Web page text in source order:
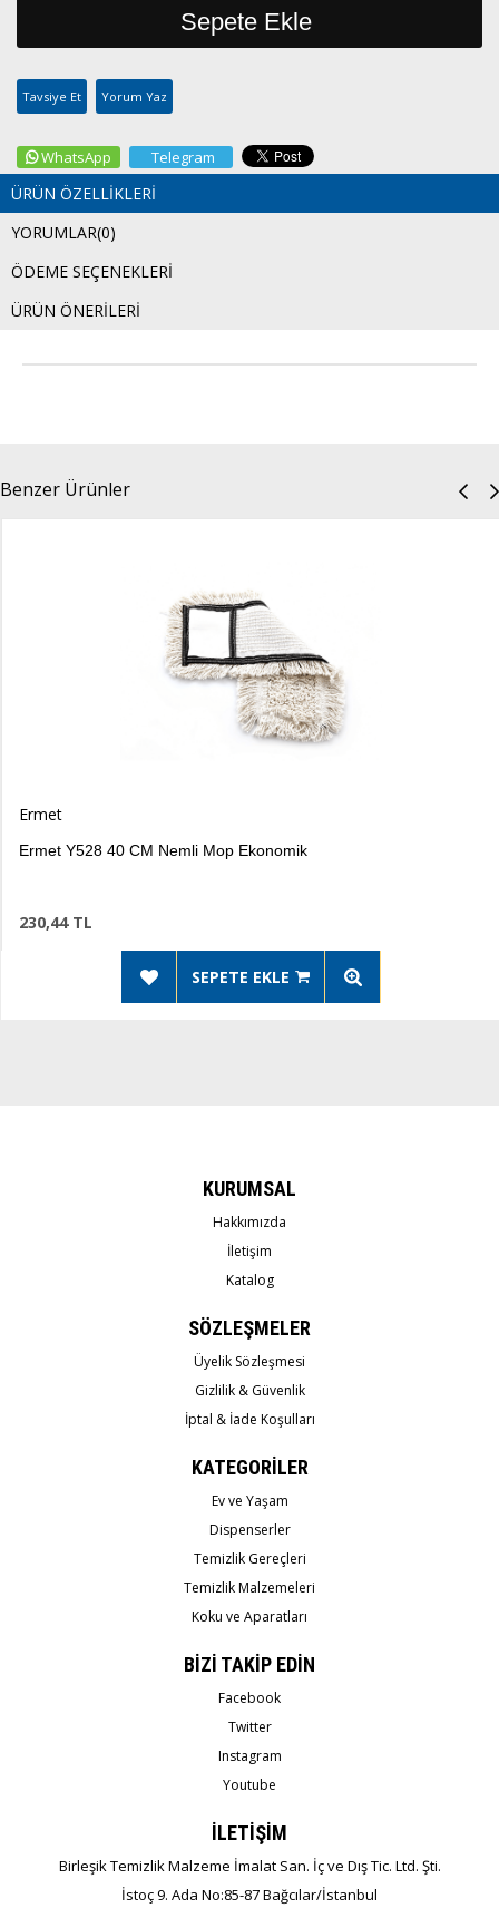
Tavsiye Et Yorum Yaz
WhatsApp Telegram
ÜRÜN ÖZELLIKLERI
YORUMLAR(0)
ÖDEME SEÇENEKLERI
ÜRÜN ÖNERILERI
Benzer Ürünler
Y528 40 CM Nemli Mop Ekonomik
TL
SEPETE EKLE
KURUMSAL
Hakkımızda
İletişim
Katalog
SÖZLEŞMELER
Üyelik Sözleşmesi
Gizlilik & Güvenlik
İptal & İade Koşulları
KATEGORİLER
Ev ve Yaşam
Dispenserler
Temizlik Gereçleri
Temizlik Malzemeleri
Koku ve Aparatları
BİZİ TAKİP EDİN
Facebook
Twitter
Instagram
Youtube
İLETİŞİM
Birleşik Temizlik Malzeme İmalat San. İç ve Dış Tic. Ltd. Şti.
İstoç 9. Ada No:85-87 Bağcılar/İstanbul